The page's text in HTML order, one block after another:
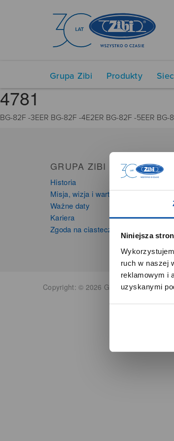
Niniejsza
ruch w naszej
reklamowym i
uzyskanymi
Grupa Zibi Produkty
4781
BG-82F -3EER BG-82F -4E2ER BG-82F -5EER BG-
GRUPA ZIBI
Historia
Misja, wizja i wartości Grupy Zibi
Ważne daty
Kariera
Zgoda na ciasteczka
Copyright: © 2026 Grupa Zibi S.A.